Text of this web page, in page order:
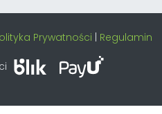
Prywatności | Regulamin